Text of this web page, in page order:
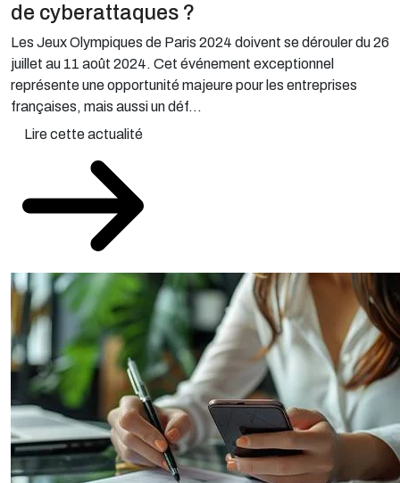
de cyberattaques ?
Les Jeux Olympiques de Paris 2024 doivent se dérouler du 26
juillet au 11 août 2024. Cet événement exceptionnel
représente une opportunité majeure pour les entreprises
françaises, mais aussi un déf...
Lire cette actualité